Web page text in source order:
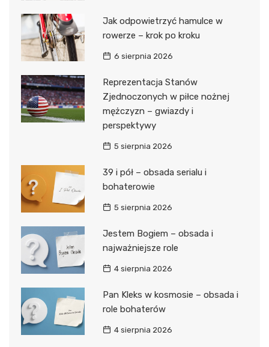
Jak odpowietrzyć hamulce w
rowerze – krok po kroku
6 sierpnia 2026
Reprezentacja Stanów
Zjednoczonych w piłce nożnej
mężczyzn – gwiazdy i
perspektywy
5 sierpnia 2026
39 i pół – obsada serialu i
bohaterowie
5 sierpnia 2026
Jestem Bogiem – obsada i
najważniejsze role
4 sierpnia 2026
Pan Kleks w kosmosie – obsada i
role bohaterów
4 sierpnia 2026